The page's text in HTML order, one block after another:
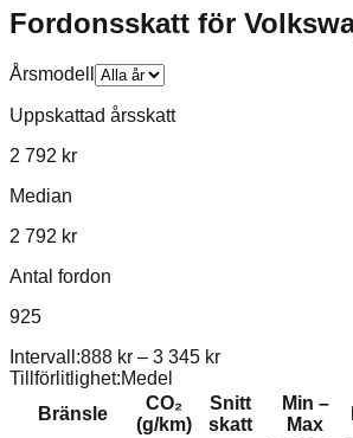
Fordonsskatt för
Årsmodell
Uppskattad årsskatt
2 792 kr
Median
2 792 kr
Antal fordon
925
Intervall:888 kr – 3 345 kr
Tillförlitlighet:Medel
Bränsle
CO₂
(g/km)
Snitt
skatt
Min –
Max